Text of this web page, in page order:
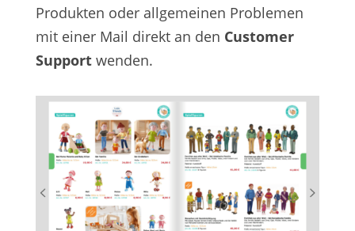
Produkten oder allgemeinen Problemen
mit einer Mail direkt an den Customer
Supportwenden.